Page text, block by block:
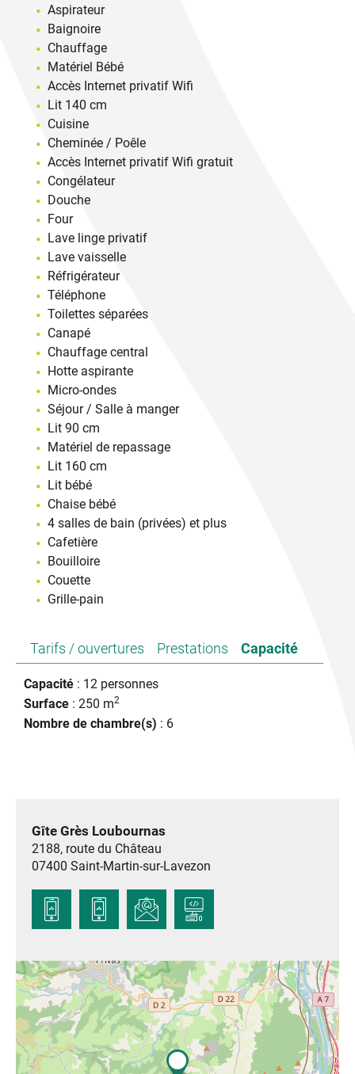
Aspirateur
Baignoire
Chauffage
Matériel Bébé
Accès Internet privatif Wifi
Lit 140 cm
Cuisine
Cheminée / Poêle
Accès Internet privatif Wifi gratuit
Congélateur
Douche
Four
Lave linge privatif
Lave vaisselle
Réfrigérateur
Téléphone
Toilettes séparées
Canapé
Chauffage central
Hotte aspirante
Micro-ondes
Séjour / Salle à manger
Lit 90 cm
Matériel de repassage
Lit 160 cm
Lit bébé
Chaise bébé
4 salles de bain (privées) et plus
Cafetière
Bouilloire
Couette
Grille-pain
Tarifs / ouvertures Prestations Capacité
Capacité : 12 personnes
Surface : 250 m2
Nombre de chambre(s) : 6
Gîte Grès Loubournas
2188, route du Château
07400 Saint-Martin-sur-Lavezon